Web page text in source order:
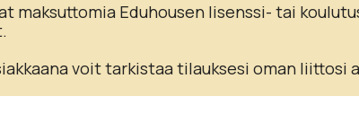
maksuttomia Eduhousen lisenssi- tai
voit tarkistaa tilauksesi oman liittosi